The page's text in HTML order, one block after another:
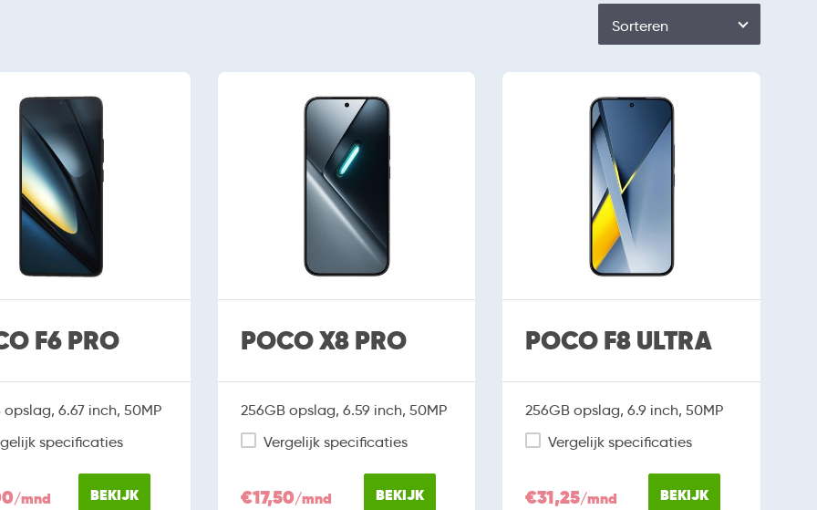
Sorteren
F6 PRO
opslag, 6.67 inch, 50MP
specificaties
/mnd BEKIJK
POCO X8 PRO
256GB opslag, 6.59 inch, 50MP
Vergelijk specificaties
€17,50/mnd BEKIJK
POCO F8 ULTRA
256GB opslag, 6.9 inch, 50MP
Vergelijk specificaties
€31,25/mnd BEKIJK